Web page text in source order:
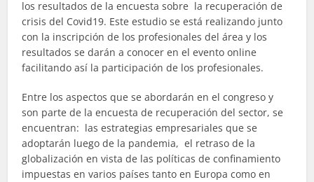
los resultados de la encuesta sobre la recuperación de
crisis del Covid19. Este estudio se está realizando junto
con la inscripción de los profesionales del área y los
resultados se darán a conocer en el evento online
facilitando así la participación de los profesionales.
Entre los aspectos que se abordarán en el congreso y
son parte de la encuesta de recuperación del sector, se
encuentran: las estrategias empresariales que se
adoptarán luego de la pandemia, el retraso de la
globalización en vista de las políticas de confinamiento
impuestas en varios países tanto en Europa como en